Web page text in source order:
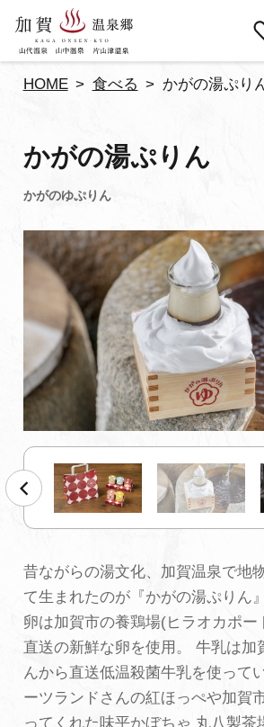
特集
見どころ 食べる
おみやげ イベン
泊まる アクセ
マイページ
初めての加賀温泉郷
加賀に泊まって！北陸巡り♪
ご当地グルメ
加賀 旅先納税
FAQ
HOME 食べる かがの湯ぷり
かがの湯ぷりん
昔ながらの湯文化、加賀温泉で地
て生まれたのが『かがの湯ぷりん』
卵は加賀市の養鶏場(ヒラオカポー
直送の新鮮な卵を使用。 牛乳は加
んから直送低温殺菌牛乳を使って
ーツランドさんの紅ほっぺや加賀
ってくれた味平かぼちゃ 丸八製茶